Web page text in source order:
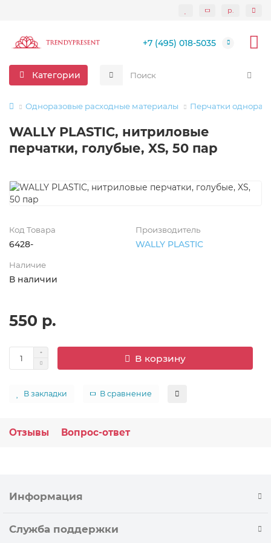
р.
+7 (495) 018-5035
Категории
Одноразовые расходные материалы Перчатки
WALLY PLASTIC, нитриловые
перчатки, голубые, XS, 50 пар
Код Товара
6428-
Производитель
WALLY PLASTIC
Наличие
В наличии
550 р.
В корзину
В закладки В сравнение
Отзывы Вопрос-ответ
Информация
Служба поддержки